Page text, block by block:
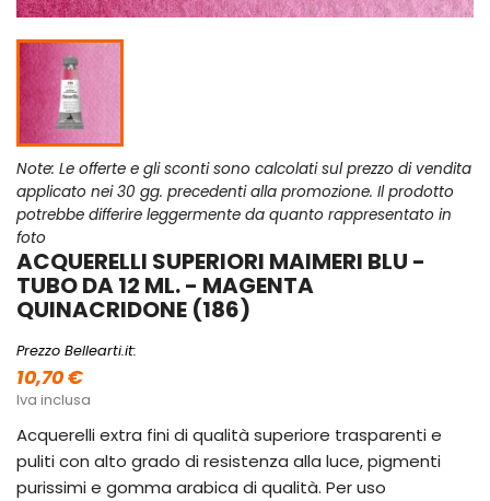
Note: Le offerte e gli sconti sono calcolati sul prezzo di vendita
applicato nei 30 gg. precedenti alla promozione. Il prodotto
potrebbe differire leggermente da quanto rappresentato in
foto
ACQUERELLI SUPERIORI MAIMERI BLU -
TUBO DA 12 ML. - MAGENTA
QUINACRIDONE (186)
Prezzo Bellearti.it:
10,70 €
Iva inclusa
Acquerelli extra fini di qualità superiore trasparenti e
puliti con alto grado di resistenza alla luce, pigmenti
purissimi e gomma arabica di qualità. Per uso